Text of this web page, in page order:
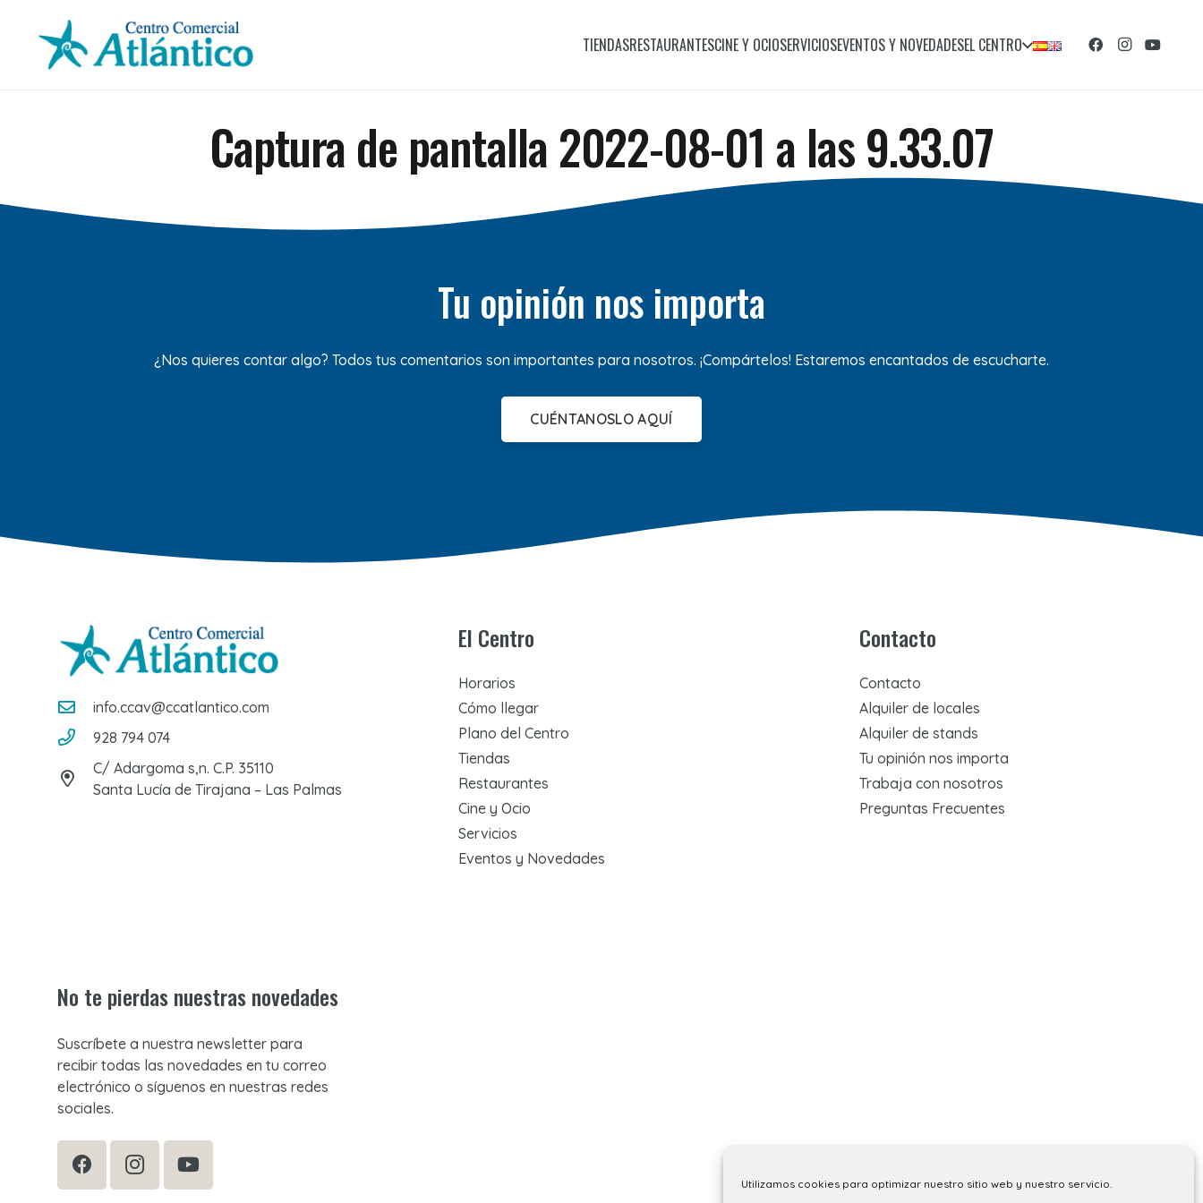
Utilizamos cookies para optimizar nuestro sitio web y nuestro servicio.
TIENDASRESTAURANTESCINE Y OCIOSERVICIOSEVENTOS Y NOVEDADESEL CENTRO
Captura de pantalla 2022-08-01 a las 9.33.07
Tu opinión nos importa
¿Nos quieres contar algo? Todos tus comentarios son importantes para nosotros. ¡Compártelos! Estaremos encantados de escucharte.
CUÉNTANOSLO AQUÍ
info.ccav@ccatlantico.com
928 794 074
C/ Adargoma s,n. C.P. 35110
Santa Lucía de Tirajana – Las Palmas
El Centro
Horarios
Cómo llegar
Plano del Centro
Tiendas
Restaurantes
Cine y Ocio
Servicios
Eventos y Novedades
Contacto
Contacto
Alquiler de locales
Alquiler de stands
Tu opinión nos importa
Trabaja con nosotros
Preguntas Frecuentes
No te pierdas nuestras novedades
Suscríbete a nuestra newsletter para
recibir todas las novedades en tu correo
electrónico o síguenos en nuestras redes
sociales.